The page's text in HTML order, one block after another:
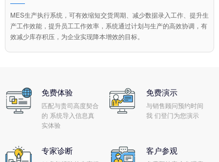
MES生产执行系统，可有效缩短交货周期、减少数据录入工作、提升生
产工作效能，提升员工工作效率，系统通过计划与生产的高效协调，有
效减少库存积压，为企业实现降本增效的目标。
免费体验
匹配与贵司高度契合
的 系统导入信息真
实体验
免费演示
与销售顾问预约时间
我 们登门为您演示
专家诊断 客户参观